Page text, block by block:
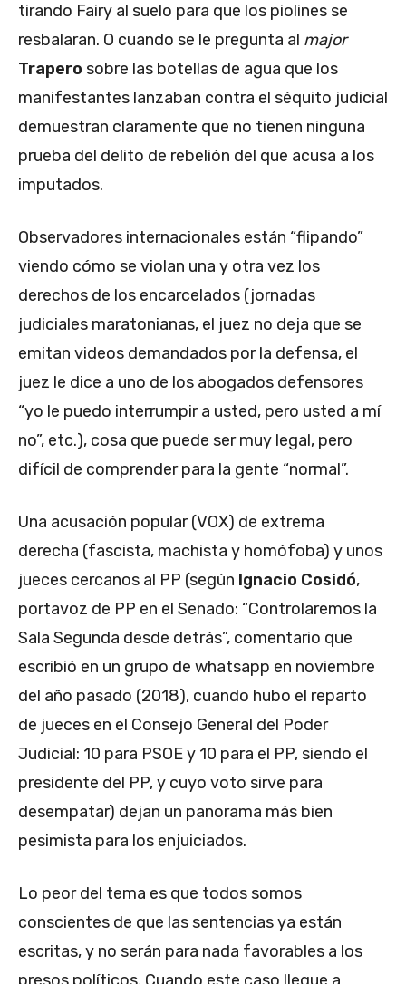
tirando Fairy al suelo para que los piolines se
resbalaran. O cuando se le pregunta al major
Trapero sobre las botellas de agua que los
manifestantes lanzaban contra el séquito judicial
demuestran claramente que no tienen ninguna
prueba del delito de rebelión del que acusa a los
imputados.
Observadores internacionales están “flipando”
viendo cómo se violan una y otra vez los
derechos de los encarcelados (jornadas
judiciales maratonianas, el juez no deja que se
emitan videos demandados por la defensa, el
juez le dice a uno de los abogados defensores
“yo le puedo interrumpir a usted, pero usted a mí
no”, etc.), cosa que puede ser muy legal, pero
difícil de comprender para la gente “normal”.
Una acusación popular (VOX) de extrema
derecha (fascista, machista y homófoba) y unos
jueces cercanos al PP (según Ignacio Cosidó,
portavoz de PP en el Senado: “Controlaremos la
Sala Segunda desde detrás”, comentario que
escribió en un grupo de whatsapp en noviembre
del año pasado (2018), cuando hubo el reparto
de jueces en el Consejo General del Poder
Judicial: 10 para PSOE y 10 para el PP, siendo el
presidente del PP, y cuyo voto sirve para
desempatar) dejan un panorama más bien
pesimista para los enjuiciados.
Lo peor del tema es que todos somos
conscientes de que las sentencias ya están
escritas, y no serán para nada favorables a los